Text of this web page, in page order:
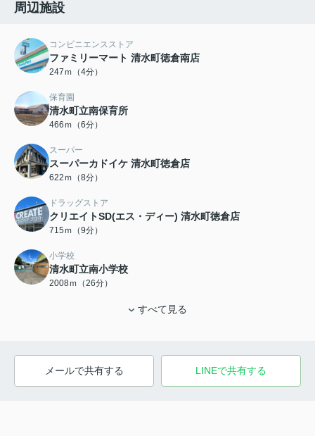
周辺施設
コンビニエンスストア
ファミリーマート 清水町徳倉南店
247ｍ（4分）
保育園
清水町立南保育所
466ｍ（6分）
スーパー
スーパーカドイケ 清水町徳倉店
622ｍ（8分）
ドラッグストア
クリエイトSD(エス・ディー) 清水町徳倉店
715ｍ（9分）
小学校
清水町立南小学校
2008ｍ（26分）
すべて見る
メールで共有する LINEで共有する